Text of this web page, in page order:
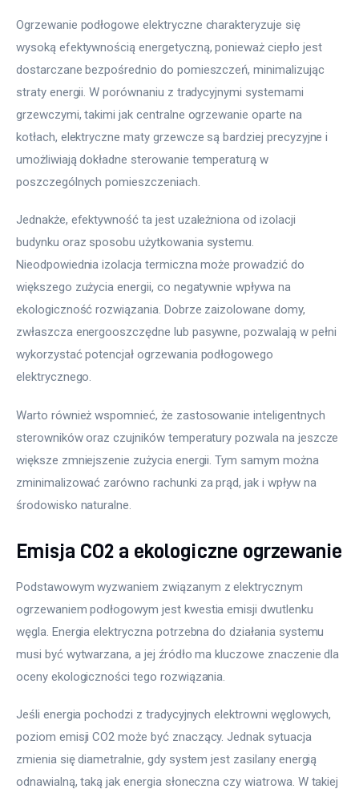
Ogrzewanie podłogowe elektryczne charakteryzuje się
wysoką efektywnością energetyczną, ponieważ ciepło jest
dostarczane bezpośrednio do pomieszczeń, minimalizując
straty energii. W porównaniu z tradycyjnymi systemami
grzewczymi, takimi jak centralne ogrzewanie oparte na
kotłach, elektryczne maty grzewcze są bardziej precyzyjne i
umożliwiają dokładne sterowanie temperaturą w
poszczególnych pomieszczeniach.
Jednakże, efektywność ta jest uzależniona od izolacji
budynku oraz sposobu użytkowania systemu.
Nieodpowiednia izolacja termiczna może prowadzić do
większego zużycia energii, co negatywnie wpływa na
ekologiczność rozwiązania. Dobrze zaizolowane domy,
zwłaszcza energooszczędne lub pasywne, pozwalają w pełni
wykorzystać potencjał ogrzewania podłogowego
elektrycznego.
Warto również wspomnieć, że zastosowanie inteligentnych
sterowników oraz czujników temperatury pozwala na jeszcze
większe zmniejszenie zużycia energii. Tym samym można
zminimalizować zarówno rachunki za prąd, jak i wpływ na
środowisko naturalne.
Emisja CO2 a ekologiczne ogrzewanie
Podstawowym wyzwaniem związanym z elektrycznym
ogrzewaniem podłogowym jest kwestia emisji dwutlenku
węgla. Energia elektryczna potrzebna do działania systemu
musi być wytwarzana, a jej źródło ma kluczowe znaczenie dla
oceny ekologiczności tego rozwiązania.
Jeśli energia pochodzi z tradycyjnych elektrowni węglowych,
poziom emisji CO2 może być znaczący. Jednak sytuacja
zmienia się diametralnie, gdy system jest zasilany energią
odnawialną, taką jak energia słoneczna czy wiatrowa. W takiej